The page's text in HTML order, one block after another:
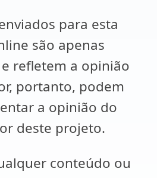
para esta
são apenas
refletem a opinião
portanto, podem
a opinião do
deste projeto.
conteúdo ou